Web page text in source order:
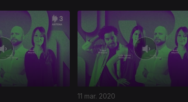
11 mar. 2020